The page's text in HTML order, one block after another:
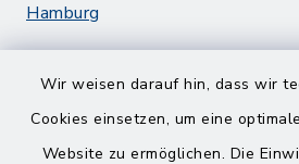
Wir weisen darauf hin, dass wir
Cookies einsetzen, um eine
Website zu ermöglichen. Die
Hamburg